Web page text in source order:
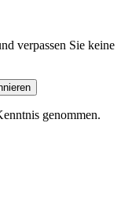
verpassen Sie keine
genommen.